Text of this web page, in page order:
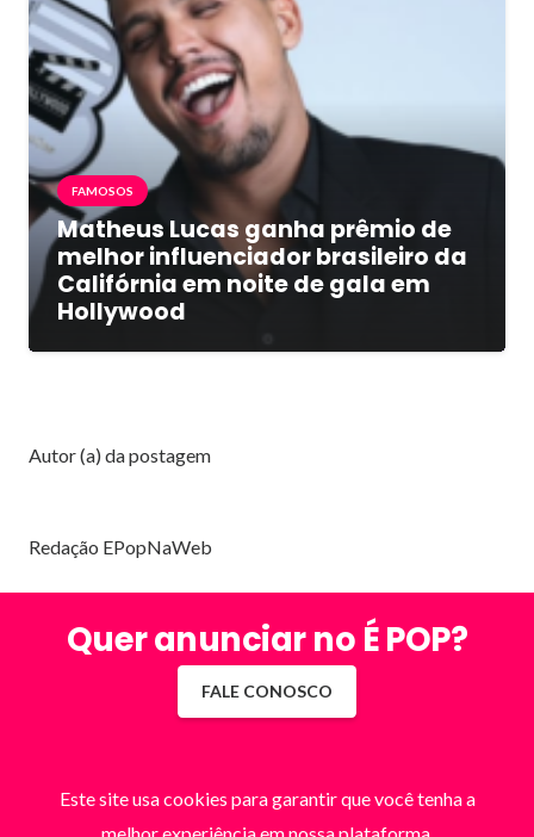
FAMOSOS
Matheus Lucas ganha prêmio de
melhor influenciador brasileiro da
Califórnia em noite de gala em
Hollywood
Autor (a) da postagem
Redação EPopNaWeb
Quer anunciar no É POP?
FALE CONOSCO
Este site usa cookies para garantir que você tenha a